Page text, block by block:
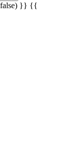
false) }} {{